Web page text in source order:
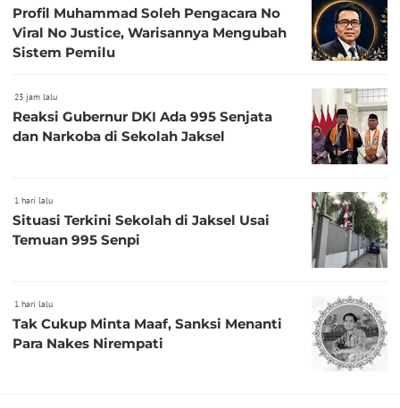
Profil Muhammad Soleh Pengacara No
Viral No Justice, Warisannya Mengubah
Sistem Pemilu
23 jam lalu
Reaksi Gubernur DKI Ada 995 Senjata
dan Narkoba di Sekolah Jaksel
1 hari lalu
Situasi Terkini Sekolah di Jaksel Usai
Temuan 995 Senpi
1 hari lalu
Tak Cukup Minta Maaf, Sanksi Menanti
Para Nakes Nirempati